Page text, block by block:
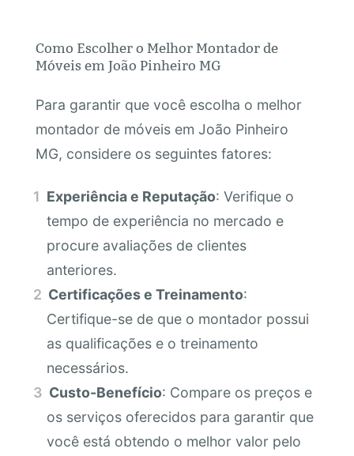
Como Escolher o Melhor Montador de
Móveis em João Pinheiro MG
Para garantir que você escolha o melhor
montador de móveis em João Pinheiro
MG, considere os seguintes fatores:
Experiência e Reputação: Verifique o
tempo de experiência no mercado e
procure avaliações de clientes
anteriores.
Certificações e Treinamento:
Certifique-se de que o montador possui
as qualificações e o treinamento
necessários.
Custo-Benefício: Compare os preços e
os serviços oferecidos para garantir que
você está obtendo o melhor valor pelo